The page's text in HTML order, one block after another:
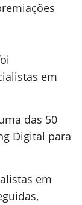
em
das 50
Digital para
em